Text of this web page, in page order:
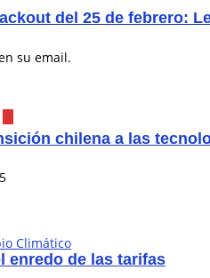
del 25 de febrero:
chilena a las
enredo de las tarifas
su email.
Climático